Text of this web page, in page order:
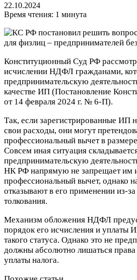
22.10.2024
Время чтения: 1 минута
Конституционный Суд РФ
исчислении НДФЛ гражданами,
предпринимательскую
качестве ИП (Постановление
от 14 февраля 2024 г. № 6-П).
Так, если зарегистрированные ИП
свои расходы, они могут
профессиональный вычет в
Совсем иная ситуация
предпринимательскую
НК РФ напрямую не запрещает им
профессиональный вычет, однако
отказывают в его применении из-
толкования.
Механизм обложения НДФЛ
порядок его исчисления и уплаты
такого статуса. Однако это не
должны абсолютно лишаться права
уплаты налога.